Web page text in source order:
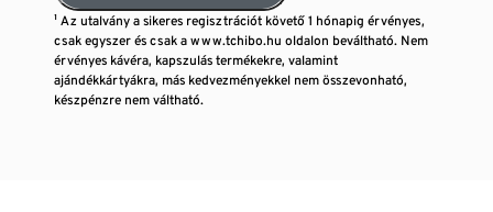
¹ Az utalvány a sikeres regisztrációt követő 1 hónapig érvényes,
csak egyszer és csak a www.tchibo.hu oldalon beváltható. Nem
érvényes kávéra, kapszulás termékekre, valamint
ajándékkártyákra, más kedvezményekkel nem összevonható,
készpénzre nem váltható.